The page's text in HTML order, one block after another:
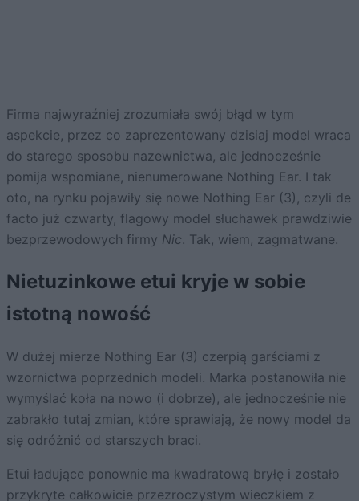
Firma najwyraźniej zrozumiała swój błąd w tym
aspekcie, przez co zaprezentowany dzisiaj model wraca
do starego sposobu nazewnictwa, ale jednocześnie
pomija wspomiane, nienumerowane Nothing Ear. I tak
oto, na rynku pojawiły się nowe Nothing Ear (3), czyli de
facto już czwarty, flagowy model słuchawek prawdziwie
bezprzewodowych firmy Nic. Tak, wiem, zagmatwane.
Nietuzinkowe etui kryje w sobie
istotną nowość
W dużej mierze Nothing Ear (3) czerpią garściami z
wzornictwa poprzednich modeli. Marka postanowiła nie
wymyślać koła na nowo (i dobrze), ale jednocześnie nie
zabrakło tutaj zmian, które sprawiają, że nowy model da
się odróżnić od starszych braci.
Etui ładujące ponownie ma kwadratową bryłę i zostało
przykryte całkowicie przezroczystym wieczkiem z